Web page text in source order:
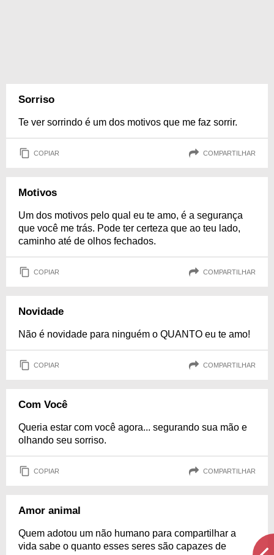
Sorriso
Te ver sorrindo é um dos motivos que me faz sorrir.
COPIAR COMPARTILHAR
Motivos
Um dos motivos pelo qual eu te amo, é a segurança
que você me trás. Pode ter certeza que ao teu lado,
caminho até de olhos fechados.
COPIAR COMPARTILHAR
Novidade
Não é novidade para ninguém o QUANTO eu te amo!
COPIAR COMPARTILHAR
Com Você
Queria estar com você agora... segurando sua mão e
olhando seu sorriso.
COPIAR COMPARTILHAR
Amor animal
Quem adotou um não humano para compartilhar a
vida sabe o quanto esses seres são capazes de